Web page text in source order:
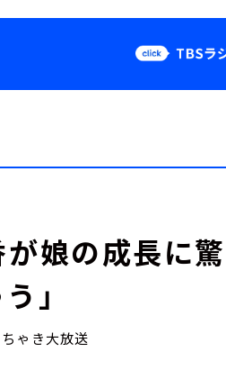
Podcast
娘の成長に驚
」
ゃき大放送